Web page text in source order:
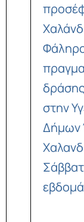
στην
Δήμων